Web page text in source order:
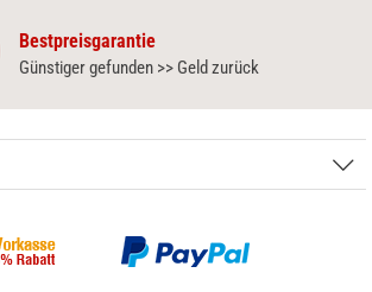
Bestpreisgarantie
Günstiger gefunden >> Geld zurück